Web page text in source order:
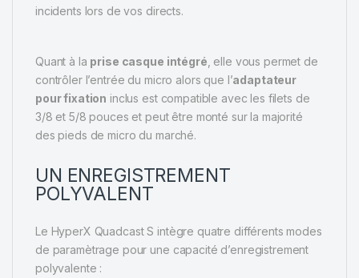
incidents lors de vos directs.
Quant à la prise casque intégré , elle vous permet de
contrôler l’entrée du micro alors que l’adaptateur
pour fixation inclus est compatible avec les filets de
3/8 et 5/8 pouces et peut être monté sur la majorité
des pieds de micro du marché.
UN ENREGISTREMENT
POLYVALENT
Le HyperX Quadcast S intègre quatre différents modes
de paramètrage pour une capacité d’enregistrement
polyvalente :